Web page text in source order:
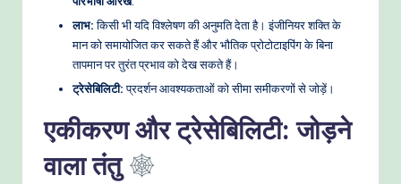
लाभ:किसी भी यदि विश्लेषण की अनुमति देता है। इंजीनियर शक्ति के
मान को समायोजित कर सकते हैं और भौतिक प्रोटोटाइपिंग के बिना
तापमान पर तुरंत प्रभाव को देख सकते हैं।
ट्रेसेबिलिटी:प्रदर्शन आवश्यकताओं को सीमा समीकरणों से जोड़ें।
एकीकरण और ट्रेसेबिलिटी: जोड़ने
वाला तंतु